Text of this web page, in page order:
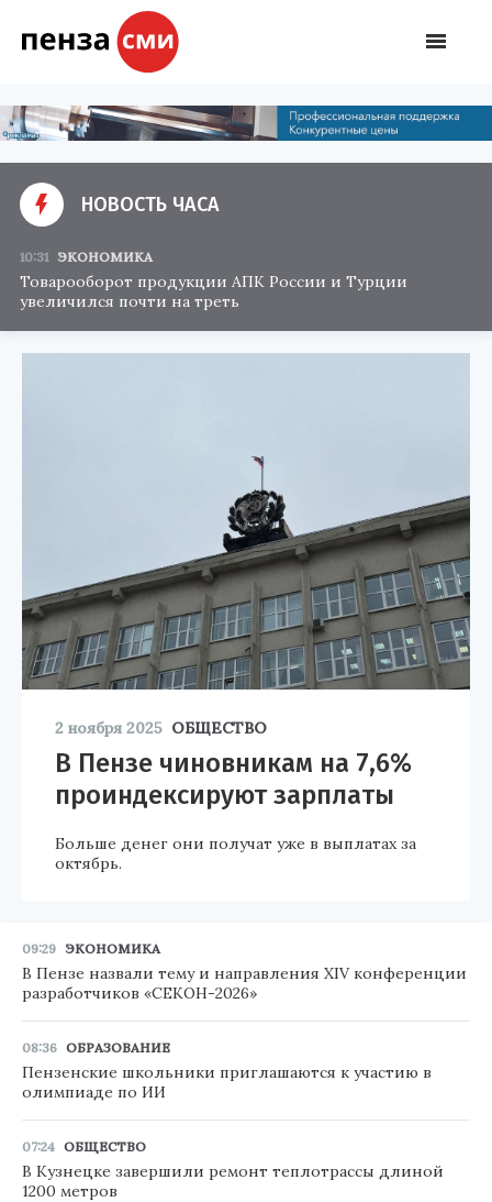
НОВОСТЬ ЧАСА
10:31 ЭКОНОМИКА
Товарооборот продукции АПК России и Турции
увеличился почти на треть
2 ноября 2025 ОБЩЕСТВО
В Пензе чиновникам на 7,6%
проиндексируют зарплаты
Больше денег они получат уже в выплатах за
октябрь.
09:29 ЭКОНОМИКА
В Пензе назвали тему и направления XIV конференции
разработчиков «СЕКОН-2026»
08:36 ОБРАЗОВАНИЕ
Пензенские школьники приглашаются к участию в
олимпиаде по ИИ
07:24 ОБЩЕСТВО
В Кузнецке завершили ремонт теплотрассы длиной
1200 метров